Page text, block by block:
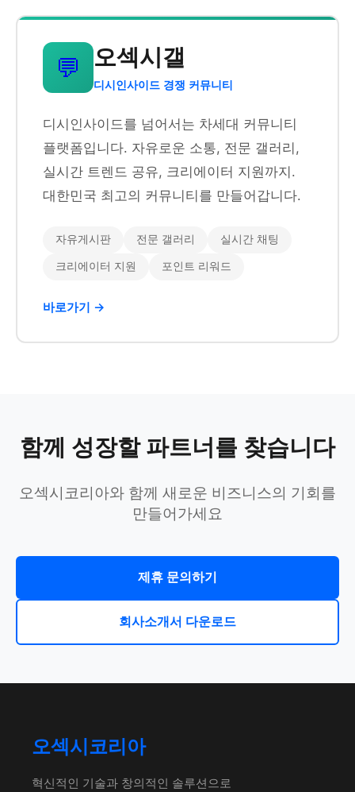
💬 오섹시갤
디시인사이드 경쟁 커뮤니티
디시인사이드를 넘어서는 차세대 커뮤니티
플랫폼입니다. 자유로운 소통, 전문 갤러리,
실시간 트렌드 공유, 크리에이터 지원까지.
대한민국 최고의 커뮤니티를 만들어갑니다.
자유게시판 전문 갤러리 실시간 채팅
크리에이터 지원 포인트 리워드
바로가기 →
함께 성장할 파트너를 찾습니다
오섹시코리아와 함께 새로운 비즈니스의 기회를
만들어가세요
제휴 문의하기
회사소개서 다운로드
오섹시코리아
혁신적인 기술과 창의적인 솔루션으로